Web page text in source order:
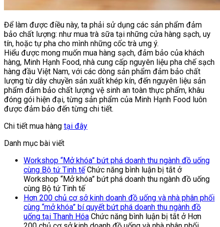
Để làm được điều này, ta phải sử dụng các sản phẩm đảm
bảo chất lượng: như mua trà sữa tại những cửa hàng sạch, uy
tín, hoặc tự pha cho mình những cốc trà ưng ý.
Hiểu được mong muốn mua hàng sạch, đảm bảo của khách
hàng, Minh Hạnh Food, nhà cung cấp nguyên liệu pha chế sạch
hàng đầu Việt Nam, với các dòng sản phẩm đảm bảo chất
lượng từ dây chuyền sản xuất khép kín, đến nguyên liệu sản
phẩm đảm bảo chất lượng vệ sinh an toàn thực phẩm, khâu
đóng gói hiện đại, từng sản phẩm của Minh Hạnh Food luôn
được đảm bảo đến từng chi tiết.
Chi tiết mua hàng tại đây
Danh mục bài viết
Workshop “Mở khóa” bứt phá doanh thu ngành đồ uống
cùng Bộ tứ Tinh tế Chức năng bình luận bị tắt ở
Workshop “Mở khóa” bứt phá doanh thu ngành đồ uống
cùng Bộ tứ Tinh tế
Hơn 200 chủ cơ sở kinh doanh đồ uống và nhà phân phối
cùng “mở khóa” bí quyết bứt phá doanh thu ngành đồ
uống tại Thanh Hóa Chức năng bình luận bị tắt ở Hơn